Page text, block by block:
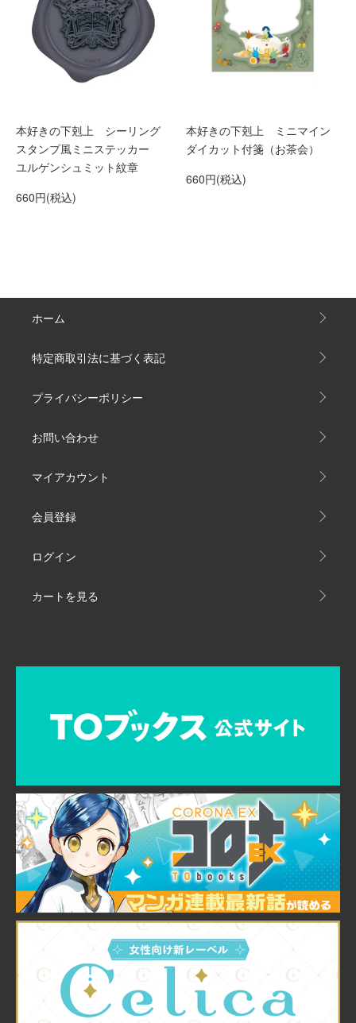
本好きの下剋上 シーリング
スタンプ風ミニステッカー
ユルゲンシュミット紋章
660円(税込)
本好きの下剋上 ミニマイン
ダイカット付箋（お茶会）
660円(税込)
ホーム
特定商取引法に基づく表記
プライバシーポリシー
お問い合わせ
マイアカウント
会員登録
ログイン
カートを見る